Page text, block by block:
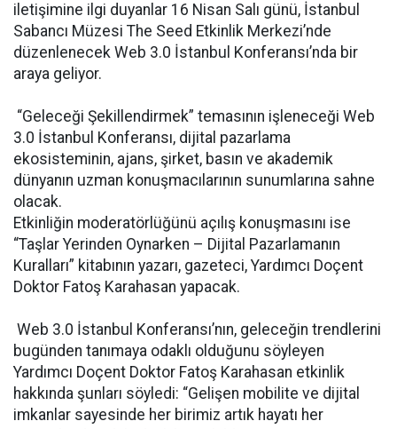
iletişimine ilgi duyanlar 16 Nisan Salı günü, İstanbul
Sabancı Müzesi The Seed Etkinlik Merkezi’nde
düzenlenecek Web 3.0 İstanbul Konferansı’nda bir
araya geliyor.
“Geleceği Şekillendirmek” temasının işleneceği Web
3.0 İstanbul Konferansı, dijital pazarlama
ekosisteminin, ajans, şirket, basın ve akademik
dünyanın uzman konuşmacılarının sunumlarına sahne
olacak.
Etkinliğin moderatörlüğünü açılış konuşmasını ise
“Taşlar Yerinden Oynarken – Dijital Pazarlamanın
Kuralları” kitabının yazarı, gazeteci, Yardımcı Doçent
Doktor Fatoş Karahasan yapacak.
Web 3.0 İstanbul Konferansı’nın, geleceğin trendlerini
bugünden tanımaya odaklı olduğunu söyleyen
Yardımcı Doçent Doktor Fatoş Karahasan etkinlik
hakkında şunları söyledi: “Gelişen mobilite ve dijital
imkanlar sayesinde her birimiz artık hayatı her